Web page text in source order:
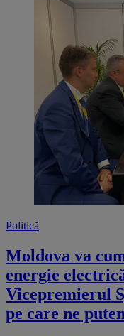
Politică
Moldova va
energie
Vicepremierul
pe care ne